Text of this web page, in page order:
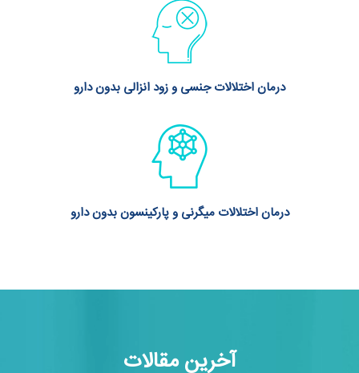
درمان اختلالات جنسی و زود انزالی بدون دارو
درمان اختلالات میگرنی و پارکینسون بدون دارو
آخرین مقالات